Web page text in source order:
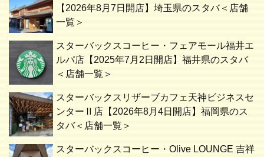
【2026年8月7日開店】埼玉県のスタバ＜店舗
一覧＞
スターバックスコーヒー・フェアモール福井エ
ルパ店【2025年7月2日開店】福井県のスタバ
＜店舗一覧＞
スターバックスリザーブカフェ天神ビジネスセ
ンターⅡ店【2026年8月4日開店】福岡県のス
タバ＜店舗一覧＞
スターバックスコーヒー・Olive LOUNGE 吉祥